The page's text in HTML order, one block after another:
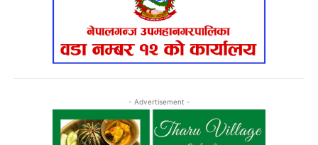
- Advertisement -